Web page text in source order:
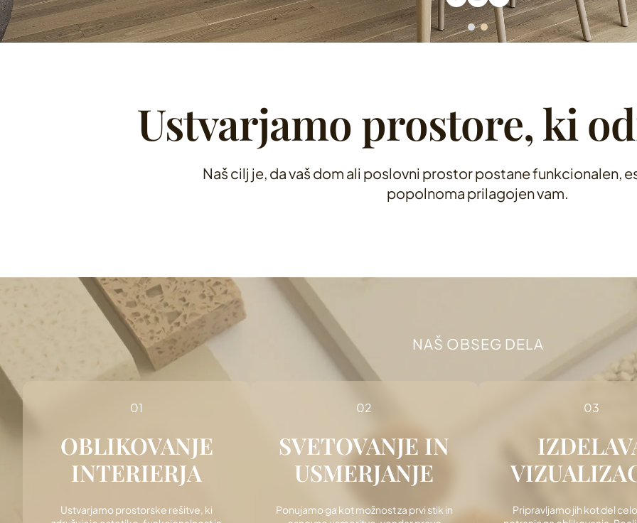
Ustvarjamo prostore, ki
Naš cilj je, da vaš dom ali poslovni prostor postane funkcionalen,
popolnoma prilagojen vam.
NAŠ OBSEG DELA
OBLIKOVANJE
INTERIERJA
Ustvarjamo prostorske rešitve, ki
SVETOVANJE IN
USMERJANJE
Ponujamo ga kot možnost za prvi stik in
Pripravljamo jih kot del